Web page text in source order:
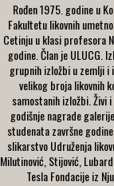
Rođen 1975. godine u
Fakultetu likovnih
Cetinju u klasi profesora
godine. Član je ULUCG.
grupnih izložbi u zemlji
velikog broja likovnih
samostanih izložbi. Živi
godišnje nagrade
studenata završne
slikarstvo Udruženja
Milutinović, Stijović,
Tesla Fondacije iz